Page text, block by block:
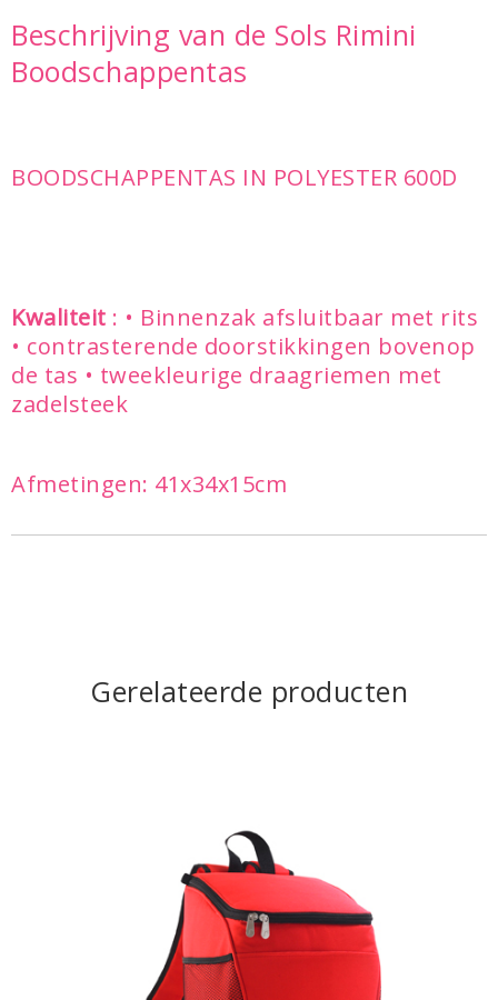
Beschrijving van de Sols Rimini
Boodschappentas
BOODSCHAPPENTAS IN POLYESTER 600D
Kwaliteit : • Binnenzak afsluitbaar met rits
• contrasterende doorstikkingen bovenop
de tas • tweekleurige draagriemen met
zadelsteek
Afmetingen: 41x34x15cm
Gerelateerde producten